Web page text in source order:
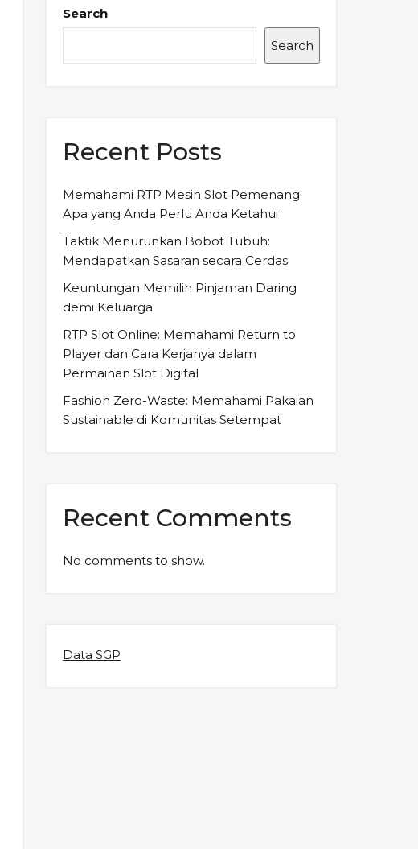
Search
Search
Recent Posts
Memahami RTP Mesin Slot Pemenang:
Apa yang Anda Perlu Anda Ketahui
Taktik Menurunkan Bobot Tubuh:
Mendapatkan Sasaran secara Cerdas
Keuntungan Memilih Pinjaman Daring
demi Keluarga
RTP Slot Online: Memahami Return to
Player dan Cara Kerjanya dalam
Permainan Slot Digital
Fashion Zero-Waste: Memahami Pakaian
Sustainable di Komunitas Setempat
Recent Comments
No comments to show.
Data SGP